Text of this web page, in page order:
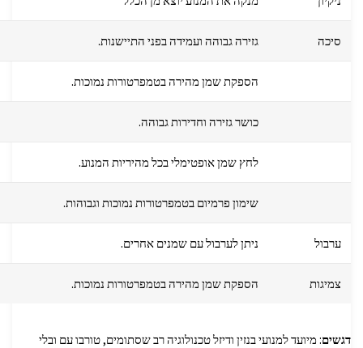
סיכה גזירה גבוהה ועמידה בפני התיישנות.
הספקת שמן מהירה בטמפרטורות נמוכות.
כושר גזירה וחדירות גבוהה.
לחץ שמן אופטימלי בכל מהיריות המנוע.
שימון פרמיום בטמפרטורות נמוכות וגבוהות.
ערבול ניתן לערבול עם שמנים אחרים.
צמיגות הספקת שמן מהירה בטמפרטורות נמוכות.
דגשים: מיועד למנועי בנזין ודיזל טכנולוגיה רב שסתומים, טורבו עם ובלי